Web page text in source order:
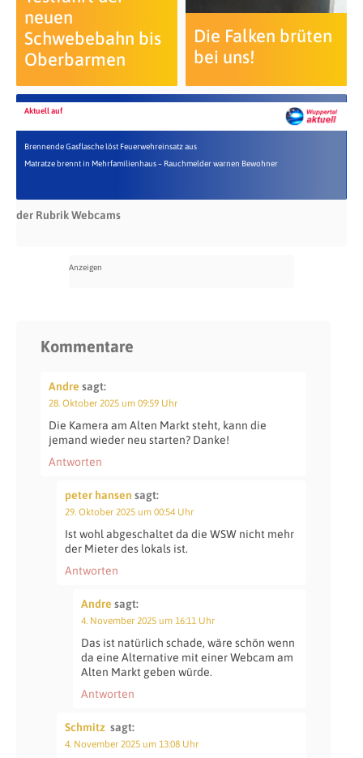
neuen
Schwebebahn bis
Oberbarmen
Die Falken brüten
bei uns!
Aktuell auf
Brennende Gasflasche löst Feuerwehreinsatz aus
Matratze brennt in Mehrfamilienhaus – Rauchmelder warnen Bewohner
der Rubrik Webcams
Kommentare
Andre sagt:
28. Oktober 2025 um 09:59 Uhr
Die Kamera am Alten Markt steht, kann die
jemand wieder neu starten? Danke!
Antworten
peter hansen sagt:
29. Oktober 2025 um 00:54 Uhr
Ist wohl abgeschaltet da die WSW nicht mehr
der Mieter des lokals ist.
Antworten
Andre sagt:
4. November 2025 um 16:11 Uhr
Das ist natürlich schade, wäre schön wenn
da eine Alternative mit einer Webcam am
Alten Markt geben würde.
Antworten
Schmitz sagt:
4. November 2025 um 13:08 Uhr